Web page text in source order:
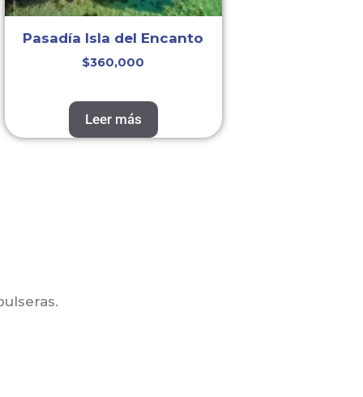
Pasadía Isla del Encanto
$360,000
Leer más